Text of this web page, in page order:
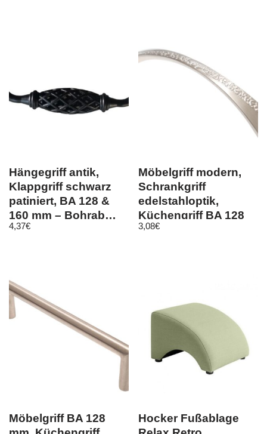
Hängegriff antik,
Klappgriff schwarz
patiniert, BA 128 &
160 mm – Bohrab…
4,37€
Möbelgriff modern,
Schrankgriff
edelstahloptik,
Küchengriff BA 128
mm
3,08€
Möbelgriff BA 128
Hocker Fußablage